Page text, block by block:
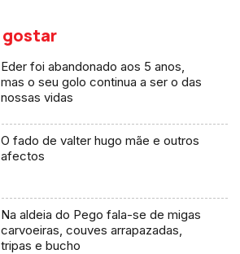
gostar
Eder foi abandonado aos 5 anos,
mas o seu golo continua a ser o das
nossas vidas
O fado de valter hugo mãe e outros
afectos
Na aldeia do Pego fala-se de migas
carvoeiras, couves arrapazadas,
tripas e bucho